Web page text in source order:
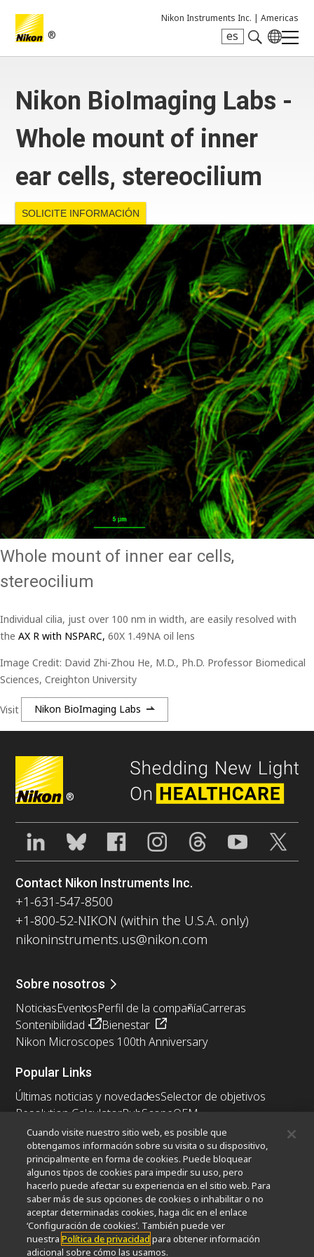
®
Nikon Instruments Inc. | Americas
es
Nikon BioImaging Labs -
Whole mount of inner
ear cells, stereocilium
SOLICITE INFORMACIÓN
Whole mount of inner ear cells,
stereocilium
Individual cilia, just over 100 nm in width, are easily resolved with
the AX R with NSPARC, 60X 1.49NA oil lens
Image Credit: David Zhi-Zhou He, M.D., Ph.D. Professor Biomedical
Sciences, Creighton University
Visit Nikon BioImaging Labs
®
Contact Nikon Instruments Inc.
+1-631-547-8500
+1-800-52-NIKON (within the U.S.A. only)
nikoninstruments.us@nikon.com
Sobre nosotros
NoticiasEventosPerfil de la compañíaCarreras
Sontenibilidad
Bienestar
Nikon Microscopes 100th Anniversary
Popular Links
Últimas noticias y novedadesSelector de objetivos
Resolution CalculatorPubScopeOEM
Nikon Small World
MicroscopyU
Otros Productos Nikon
Productos de imagen
Microscopía industrial y metrología
Sistemas de litografía semiconductores
Sistemas de litografía FPD
Cuando visite nuestro sitio web, es posible que
obtengamos información sobre su visita o su dispositivo,
principalmente en forma de cookies. Puede bloquear
algunos tipos de cookies para impedir su uso, pero
hacerlo puede afectar su experiencia en el sitio web. Para
saber más de sus opciones de cookies o inhabilitar o no
aceptar determinadas cookies, haga clic en el enlace
‘Configuración de cookies’. También puede ver
nuestraPolítica de privacidad para obtener información
adicional sobre cómo las usamos.